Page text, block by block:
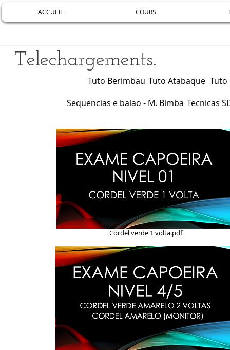
ACCUEIL COURS
Telechargements.
Tuto Berimbau Tuto Atabaque Tuto
Sequencias e balao - M. Bimba Tecnicas
Cordel verde 1 volta.pdf